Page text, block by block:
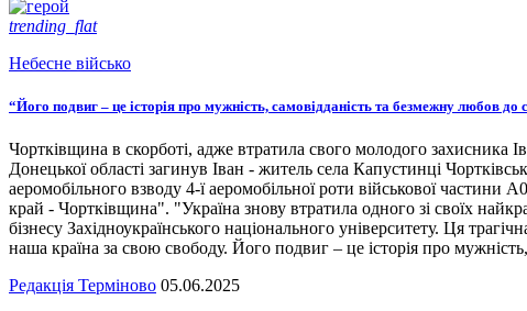
trending_flat
Небесне військо
“Його подвиг – це історія про мужність, самовідданість та безмежну любов
Чортківщина в скорботі, адже втратила свого молодого захисника
Донецької області загинув Іван - житель села Капустинці
аеромобільного взводу 4-ї аеромобільної роти військової
край - Чортківщина". "Україна знову втратила одного зі своїх
бізнесу Західноукраїнського національного університету. Ця
наша країна за свою свободу. Його подвиг – це історія про
Редакція Терміново 05.06.2025